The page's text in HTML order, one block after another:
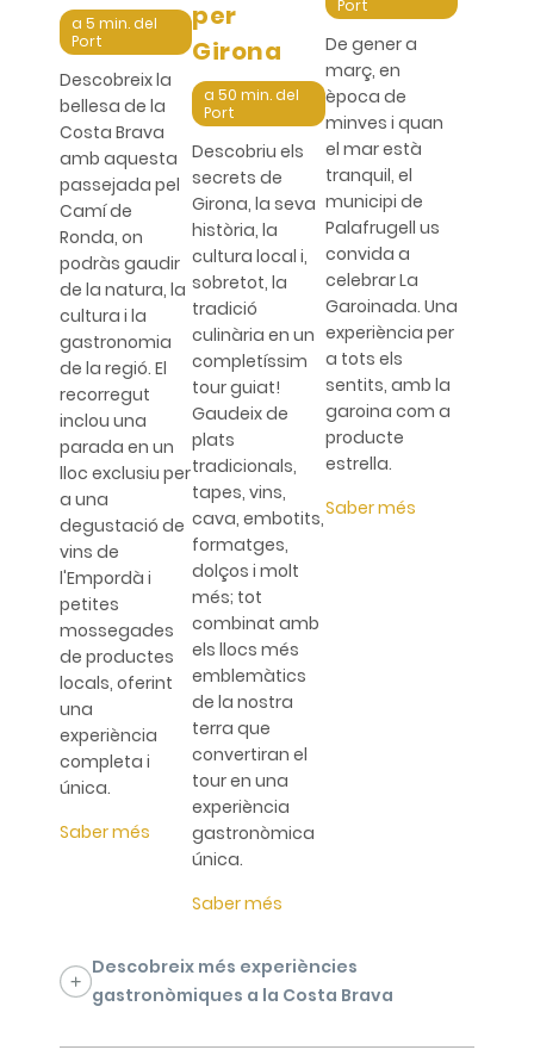
a 5 min. del
Port
Descobreix la
bellesa de la
Costa Brava
amb aquesta
passejada pel
Camí de
Ronda, on
podràs gaudir
de la natura, la
cultura i la
gastronomia
de la regió. El
recorregut
inclou una
parada en un
lloc exclusiu per
a una
degustació de
vins de
l'Empordà i
petites
mossegades
de productes
locals, oferint
una
experiència
completa i
única.
Saber més
per
Girona
a 50 min. del
Port
Descobriu els
secrets de
Girona, la seva
història, la
cultura local i,
sobretot, la
tradició
culinària en un
completíssim
tour guiat!
Gaudeix de
plats
tradicionals,
tapes, vins,
cava, embotits,
formatges,
dolços i molt
més; tot
combinat amb
els llocs més
emblemàtics
de la nostra
terra que
convertiran el
tour en una
experiència
gastronòmica
única.
Saber més
Port
De gener a
març, en
època de
minves i quan
el mar està
tranquil, el
municipi de
Palafrugell us
convida a
celebrar La
Garoinada. Una
experiència per
a tots els
sentits, amb la
garoina com a
producte
estrella.
Saber més
Descobreix més experiències
gastronòmiques a la Costa Brava